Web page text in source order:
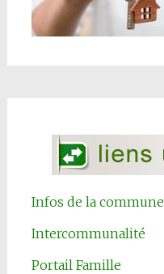
Infos de la commune
Intercommunalité
Portail Famille